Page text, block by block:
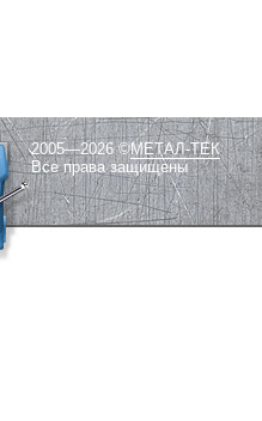
2005—2026 ©МЕТАЛ-ТЕК
Все права защищены